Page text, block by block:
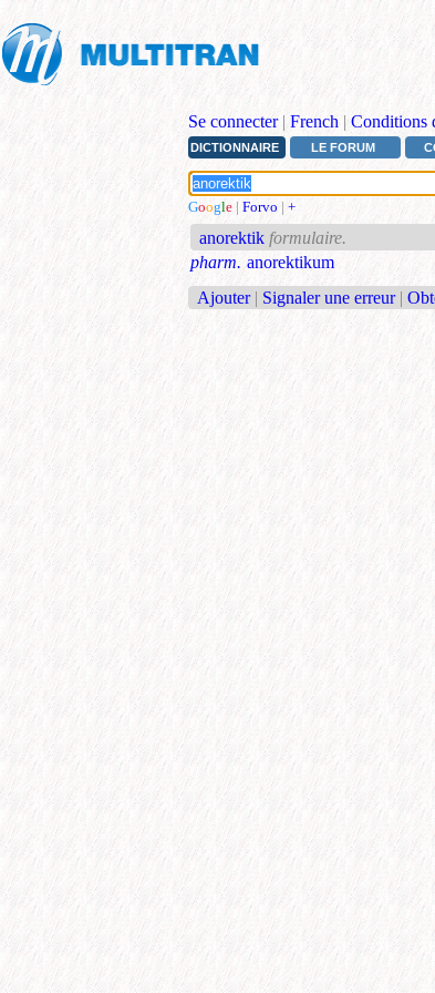
Se connecter | French | Conditions
DICTIONNAIRE LE FORUM
Google | Forvo | +
anorektik formulaire.
pharm. anorektikum
Ajouter | Signaler une erreur |